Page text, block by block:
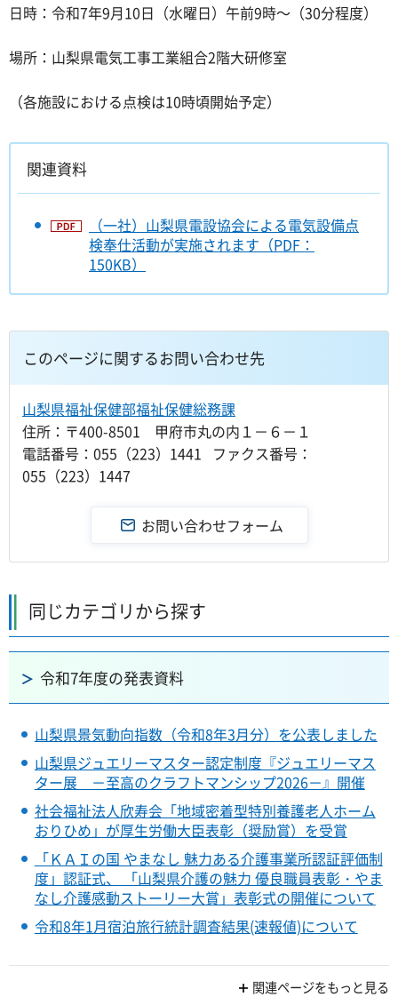
日時：令和7年9月10日（水曜日）午前9時～（30分程度）
場所：山梨県電気工事工業組合2階大研修室
（各施設における点検は10時頃開始予定）
関連資料
（一社）山梨県電設協会による電気設備点
検奉仕活動が実施されます（PDF：
150KB）
このページに関するお問い合わせ先
山梨県福祉保健部福祉保健総務課
住所：〒400-8501 甲府市丸の内１－６－１
電話番号：055（223）1441 ファクス番号：
055（223）1447
同じカテゴリから探す
令和7年度の発表資料
山梨県景気動向指数（令和8年3月分）を公表しました
山梨県ジュエリーマスター認定制度『ジュエリーマス
ター展 －至高のクラフトマンシップ2026－』開催
社会福祉法人欣寿会「地域密着型特別養護老人ホーム
おりひめ」が厚生労働大臣表彰（奨励賞）を受賞
「ＫＡＩの国 やまなし 魅力ある介護事業所認証評価制
度」認証式、 「山梨県介護の魅力 優良職員表彰・やま
なし介護感動ストーリー大賞」表彰式の開催について
令和8年1月宿泊旅行統計調査結果(速報値)について
関連ページをもっと見る